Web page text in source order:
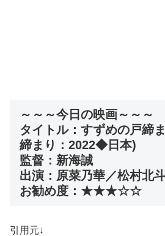
～～～今日の映画～～～
タイトル：すずめの戸締
締まり：2022◆日本)
監督：新海誠
出演：原菜乃華／松村北
お勧め度：★★★☆☆
引用元↓